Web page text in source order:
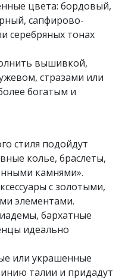
цвета: бордовый,
сапфирово-
серебряных тонах
вышивкой,
стразами или
богатым и
стиля подойдут
колье, браслеты,
камнями».
с золотыми,
элементами.
бархатные
идеально
или украшенные
талии и придадут